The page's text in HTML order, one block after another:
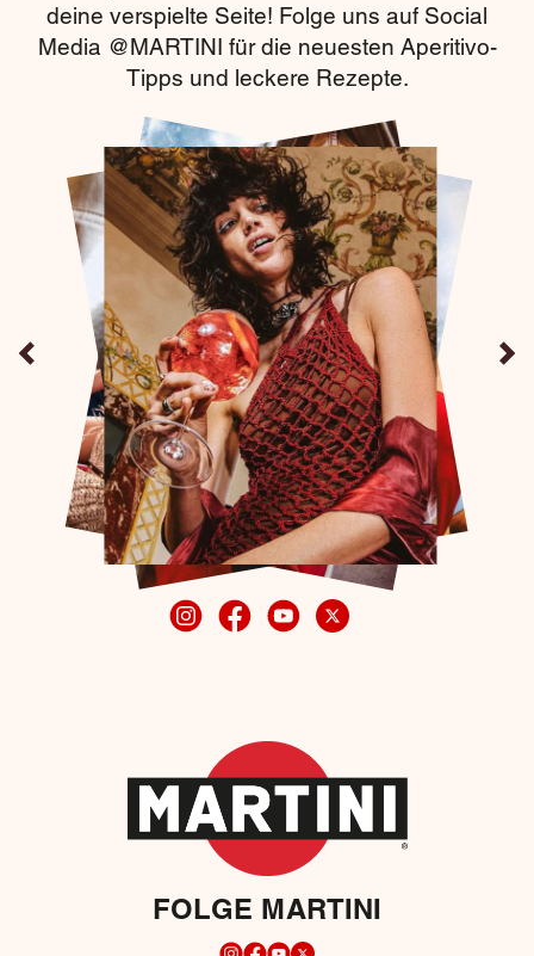
deine verspielte Seite! Folge uns auf Social
Media @MARTINI für die neuesten Aperitivo-
Tipps und leckere Rezepte.
FOLGE MARTINI